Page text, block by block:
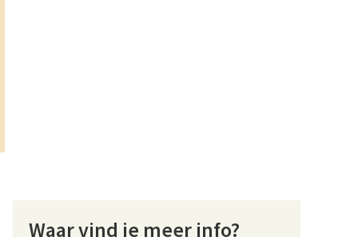
Waar vind je meer info?